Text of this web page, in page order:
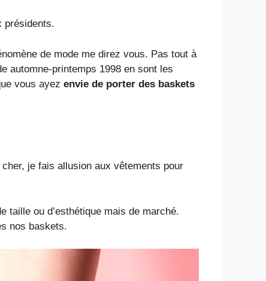
présidents.
de mode me direz vous. Pas tout à
automne-printemps 1998 en sont les
vous ayez envie de porter des baskets
je fais allusion aux vêtements pour
taille ou d’esthétique mais de marché.
nos baskets.